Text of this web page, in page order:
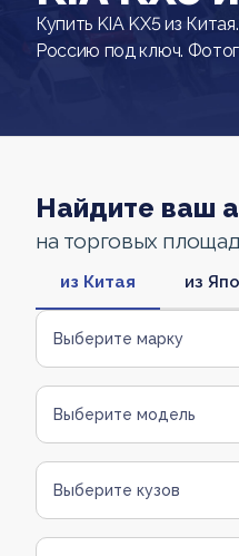
Купить KIA KX5 из
Россию под ключ.
Найдите ваш
на торговых
из Китая из
Выберите марку
Выберите модель
Выберите кузов